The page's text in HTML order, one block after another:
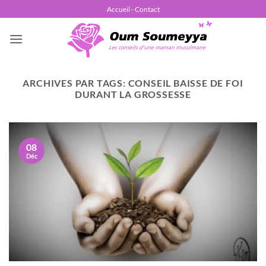
au
contenu
Accueil - Contact
ARCHIVES PAR TAGS: CONSEIL BAISSE DE FOI
DURANT LA GROSSESSE
08
Déc